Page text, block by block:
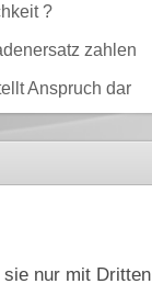
?
zahlen
Anspruch dar
nur mit